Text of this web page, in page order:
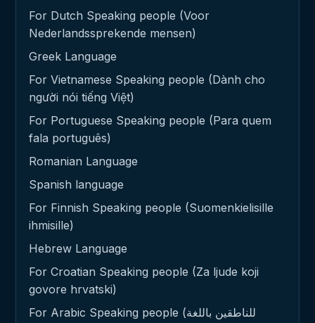
For Dutch Speaking people (Voor
Nederlandssprekende mensen)
Greek Language
For Vietnamese Speaking people (Dành cho
người nói tiếng Việt)
For Portuguese Speaking people (Para quem
fala português)
Romanian Language
Spanish language
For Finnish Speaking people (Suomenkielisille
ihmisille)
Hebrew Language
For Croatian Speaking people (Za ljude koji
govore hrvatski)
For Arabic Speaking people (للناطقين باللغة